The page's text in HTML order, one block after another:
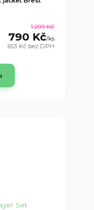
1 299 Kč
790 Kč/ks
653 Kč bez DPH